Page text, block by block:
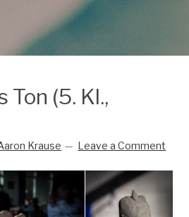
Ton (5. Kl.,
Krause Leave a Comment